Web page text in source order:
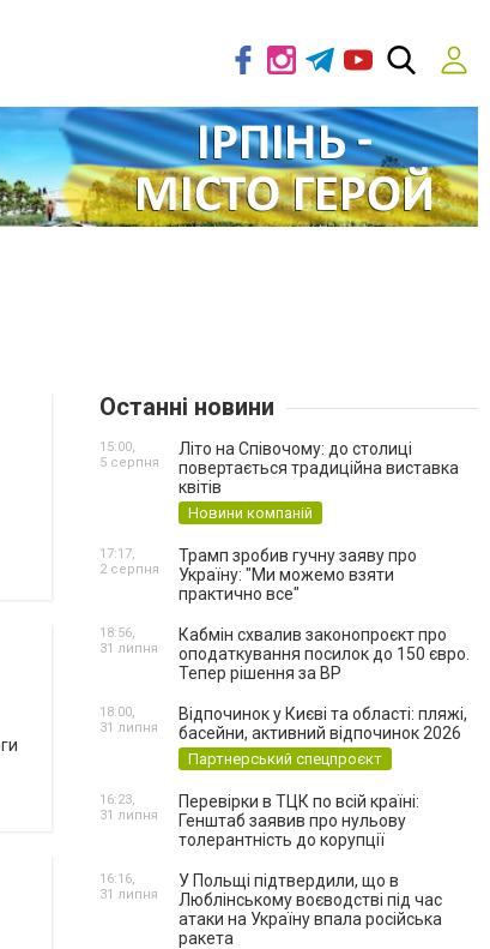
Останні новини
Літо на Співочому: до столиці
повертається традиційна виставка
квітів
Новини компаній
15:00,
5 серпня
Трамп зробив гучну заяву про
Україну: "Ми можемо взяти
практично все"
17:17,
2 серпня
Кабмін схвалив законопроєкт про
оподаткування посилок до 150 євро.
Тепер рішення за ВР
18:56,
31 липня
Відпочинок у Києві та області: пляжі,
басейни, активний відпочинок 2026
Партнерський спецпроєкт
18:00,
31 липня
Перевірки в ТЦК по всій країні:
Генштаб заявив про нульову
толерантність до корупції
16:23,
31 липня
У Польщі підтвердили, що в
Люблінському воєводстві під час
атаки на Україну впала російська
ракета
16:16,
31 липня